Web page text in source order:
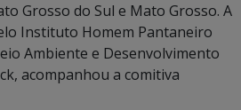
Grosso do Sul e Mato Grosso. A
Instituto Homem Pantaneiro
Ambiente e Desenvolvimento
acompanhou a comitiva